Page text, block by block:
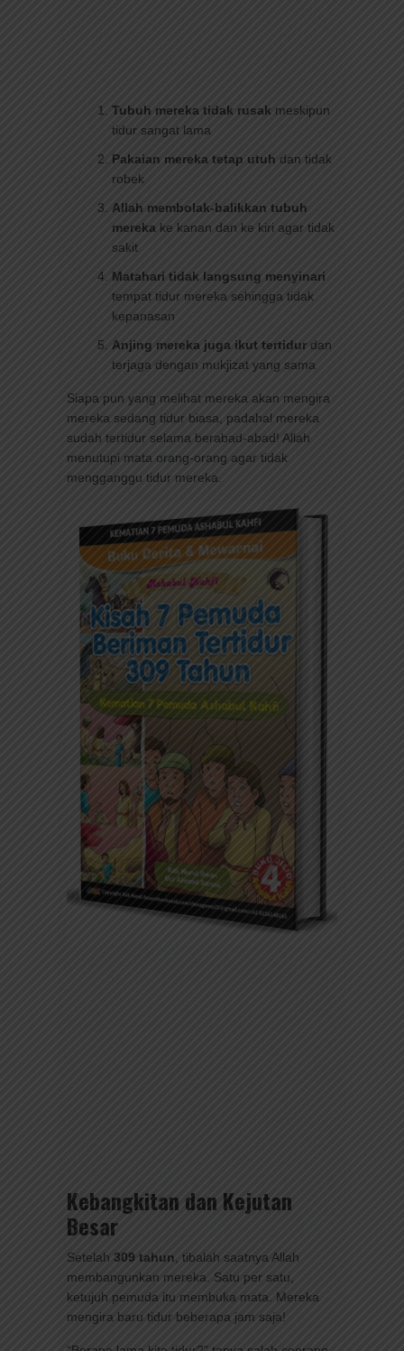
Tubuh mereka tidak rusak meskipun
tidur sangat lama
Pakaian mereka tetap utuh dan tidak
robek
Allah membolak-balikkan tubuh
mereka ke kanan dan ke kiri agar tidak
sakit
Matahari tidak langsung menyinari
tempat tidur mereka sehingga tidak
kepanasan
Anjing mereka juga ikut tertidur dan
terjaga dengan mukjizat yang sama
Siapa pun yang melihat mereka akan mengira
mereka sedang tidur biasa, padahal mereka
sudah tertidur selama berabad-abad! Allah
menutupi mata orang-orang agar tidak
mengganggu tidur mereka.
Kebangkitan dan Kejutan
Besar
Setelah 309 tahun , tibalah saatnya Allah
membangunkan mereka. Satu per satu,
ketujuh pemuda itu membuka mata. Mereka
mengira baru tidur beberapa jam saja!